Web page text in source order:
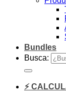
Bundles
Busca:
⚡